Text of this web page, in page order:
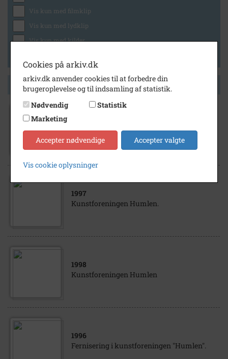
Vis kun med filmklip
Vis kun med lydklip
Vis kun med kilder
Side 1 af 1
Kunstforeningen "Humlen".
1997
Kunstforeningen Humlen.
1998
Kunstforeningen Humlen
1996
Fernisering i kunstforeningen "Humlen".
Cookies på arkiv.dk
arkiv.dk anvender cookies til at forbedre din
brugeroplevelse og til indsamling af statistik.
Nødvendig
Statistik
Marketing
Accepter nødvendige Accepter valgte
Vis cookie oplysninger